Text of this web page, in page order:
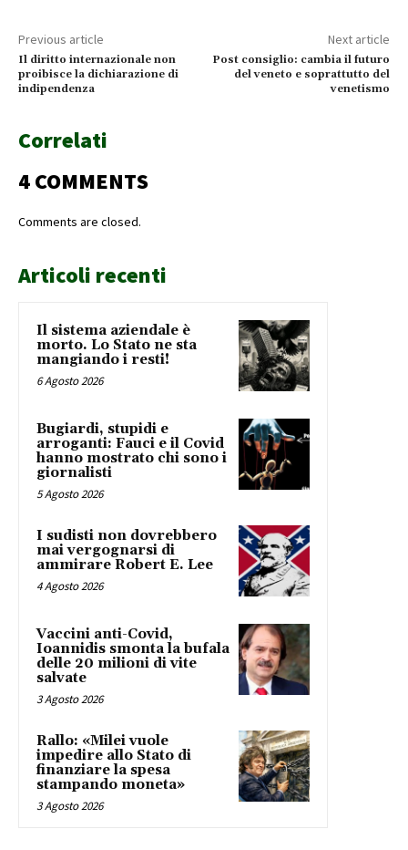
Previous article
Il diritto internazionale non
proibisce la dichiarazione di
indipendenza
Next article
Post consiglio: cambia il futuro
del veneto e soprattutto del
venetismo
Correlati
4 COMMENTS
Comments are closed.
Articoli recenti
Il sistema aziendale è
morto. Lo Stato ne sta
mangiando i resti!
6 Agosto 2026
Bugiardi, stupidi e
arroganti: Fauci e il Covid
hanno mostrato chi sono i
giornalisti
5 Agosto 2026
I sudisti non dovrebbero
mai vergognarsi di
ammirare Robert E. Lee
4 Agosto 2026
Vaccini anti-Covid,
Ioannidis smonta la bufala
delle 20 milioni di vite
salvate
3 Agosto 2026
Rallo: «Milei vuole
impedire allo Stato di
finanziare la spesa
stampando moneta»
3 Agosto 2026